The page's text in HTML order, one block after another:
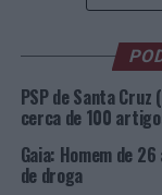
apreendidas
O ora detido tem
proibido de entrar
alegadamente,
PSP de Santa
cerca de 100
Gaia: Homem de
de droga